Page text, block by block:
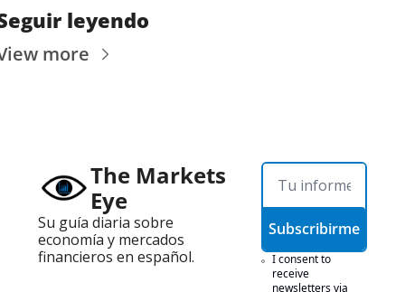
leyendo
more
The Markets
Eye
Su guía diaria sobre
economía y mercados
financieros en español.
Subscribirme
I consent to
receive
newsletters via